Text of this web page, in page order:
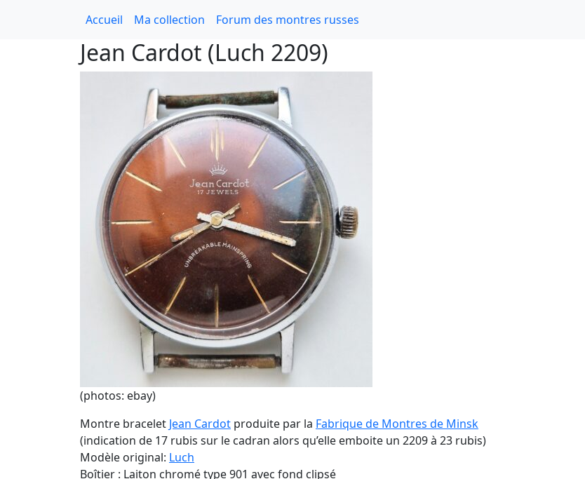
Accueil Ma collection Forum des montres russes
Jean Cardot (Luch 2209)
(photos: ebay)
Montre bracelet Jean Cardot produite par la Fabrique de Montres de Minsk
(indication de 17 rubis sur le cadran alors qu’elle emboite un 2209 à 23 rubis)
Modèle original: Luch
Boîtier : Laiton chromé type 901 avec fond clipsé